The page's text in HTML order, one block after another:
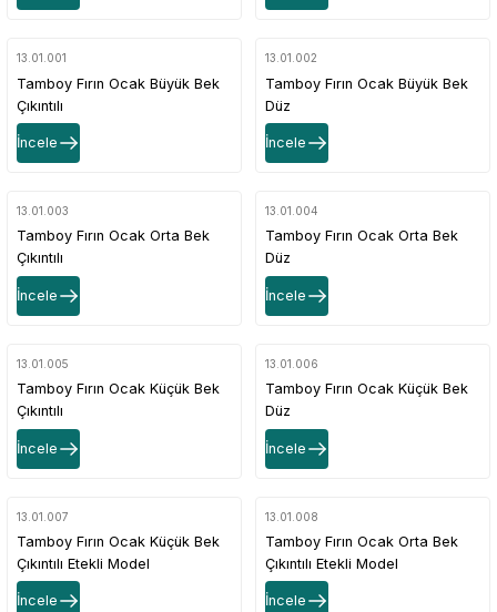
13.01.001
Tamboy Fırın Ocak Büyük Bek
Çıkıntılı
İncele
13.01.002
Tamboy Fırın Ocak Büyük Bek
Düz
İncele
13.01.003
Tamboy Fırın Ocak Orta Bek
Çıkıntılı
İncele
13.01.004
Tamboy Fırın Ocak Orta Bek
Düz
İncele
13.01.005
Tamboy Fırın Ocak Küçük Bek
Çıkıntılı
İncele
13.01.006
Tamboy Fırın Ocak Küçük Bek
Düz
İncele
13.01.007
Tamboy Fırın Ocak Küçük Bek
Çıkıntılı Etekli Model
İncele
13.01.008
Tamboy Fırın Ocak Orta Bek
Çıkıntılı Etekli Model
İncele